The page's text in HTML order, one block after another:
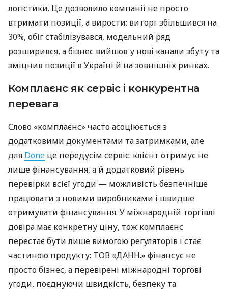
логістики. Це дозволило компанії не просто
втримати позиції, а вирости: виторг збільшився на
30%, обіг стабілізувався, модельний ряд
розширився, а бізнес вийшов у нові канали збуту та
зміцнив позиції в Україні й на зовнішніх ринках.
Комплаєнс як сервіс і конкурентна
перевага
Слово «комплаєнс» часто асоціюється з
додатковими документами та затримками, але
для Done це передусім сервіс: клієнт отримує не
лише фінансування, а й додатковий рівень
перевірки всієї угоди — можливість безпечніше
працювати з новими виробниками і швидше
отримувати фінансування. У міжнародній торгівлі
довіра має конкретну ціну, тож комплаєнс
перестає бути лише вимогою регуляторів і стає
частиною продукту: ТОВ «ДАНН.» фінансує не
просто бізнес, а перевірені міжнародні торгові
угоди, поєднуючи швидкість, безпеку та